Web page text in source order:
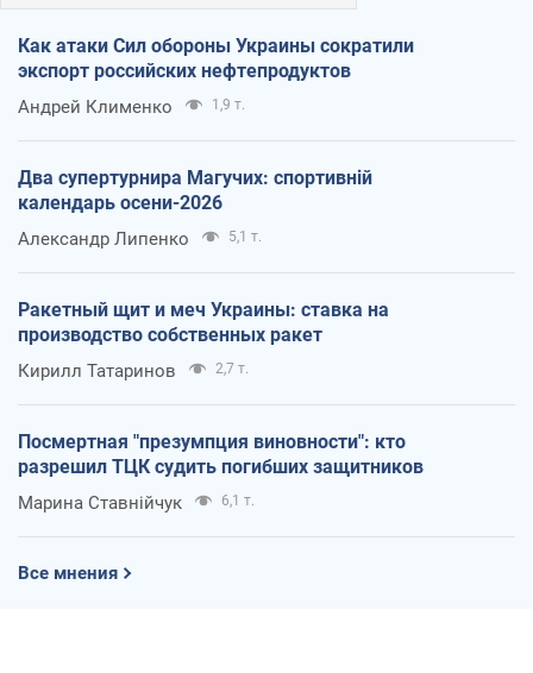
Как атаки Сил обороны Украины сократили
экспорт российских нефтепродуктов
Андрей Клименко 1,9 т.
Два супертурнира Магучих: спортивній
календарь осени-2026
Александр Липенко 5,1 т.
Ракетный щит и меч Украины: ставка на
производство собственных ракет
Кирилл Татаринов 2,7 т.
Посмертная "презумпция виновности": кто
разрешил ТЦК судить погибших защитников
Марина Ставнійчук 6,1 т.
Все мнения